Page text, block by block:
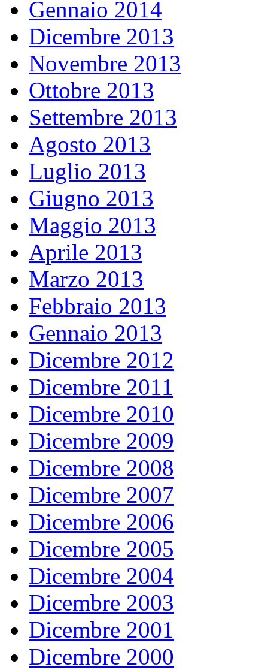
Gennaio 2014
Dicembre 2013
Novembre 2013
Ottobre 2013
Settembre 2013
Agosto 2013
Luglio 2013
Giugno 2013
Maggio 2013
Aprile 2013
Marzo 2013
Febbraio 2013
Gennaio 2013
Dicembre 2012
Dicembre 2011
Dicembre 2010
Dicembre 2009
Dicembre 2008
Dicembre 2007
Dicembre 2006
Dicembre 2005
Dicembre 2004
Dicembre 2003
Dicembre 2001
Dicembre 2000